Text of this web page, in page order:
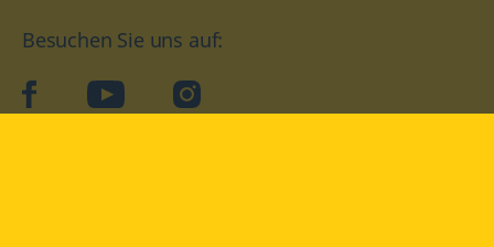
Besuchen Sie uns auf:
facebookYouTube Instagram